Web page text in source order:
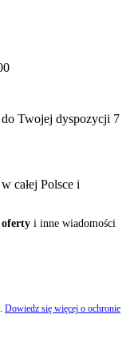
Twojej dyspozycji 7
w całej Polsce i
oferty i inne wiadomości
Dowiedz się więcej o ochronie